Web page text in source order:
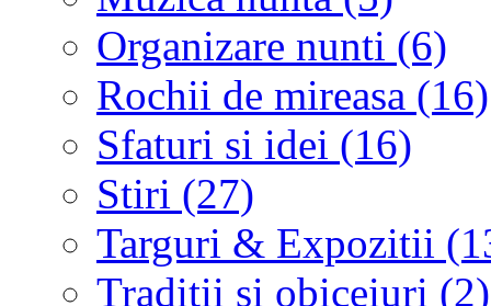
Organizare nunti (6)
Rochii de mireasa (16)
Sfaturi si idei (16)
Stiri (27)
Targuri & Expozitii
Traditii si obiceiuri (2)